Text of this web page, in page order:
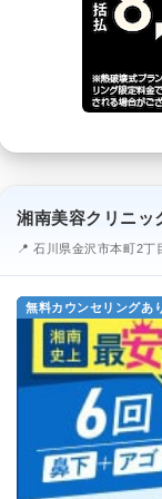
湘南美容クリニッ
📍 石川県金沢市本町2
無料カウンセリングあ